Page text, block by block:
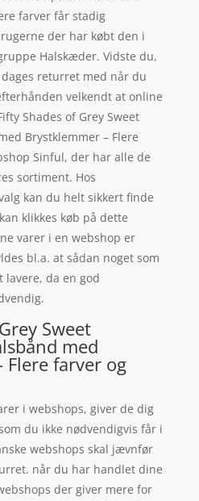
farver får stadig
der har købt den i
Halskæder. Vidste du,
returret med når du
velkendt at online
Shades of Grey Sweet
Brystklemmer – Flere
Sinful, der har alle de
sortiment. Hos
kan du helt sikkert finde
klikkes køb på dette
varer i en webshop er
bl.a. at sådan noget som
lavere, da en god
Sweet
med
Flere farver og
i webshops, giver de dig
du ikke nødvendigvis får i
webshops skal jævnfør
når du har handlet dine
der giver mere for